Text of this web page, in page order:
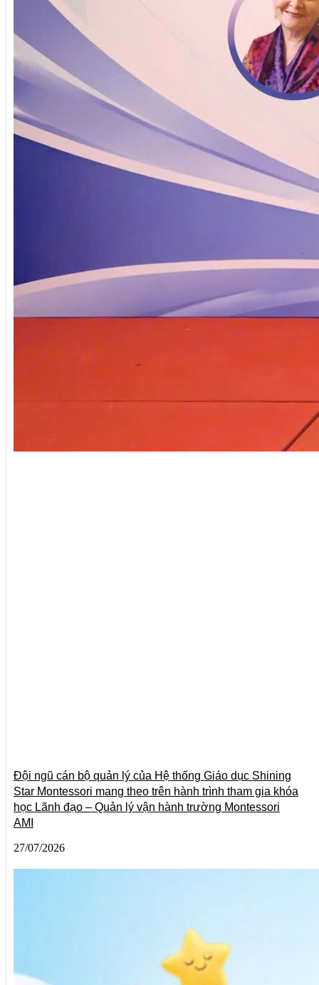
Đội ngũ cán bộ quản lý của Hệ thống Giáo dục Shining
Star Montessori mang theo trên hành trình tham gia khóa
học Lãnh đạo – Quản lý vận hành trường Montessori
AMI
27/07/2026